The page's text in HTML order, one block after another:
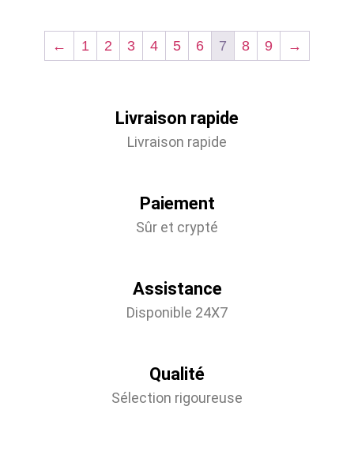
← 1 2 3 4 5 6 7 8 9 →
Livraison rapide
Livraison rapide
Paiement
Sûr et crypté
Assistance
Disponible 24X7
Qualité
Sélection rigoureuse